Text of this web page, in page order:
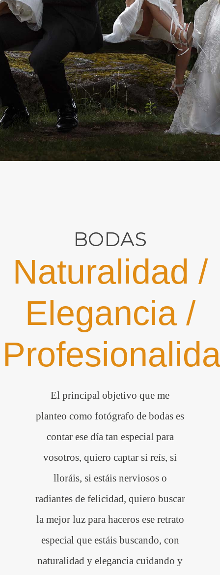
BODAS
Naturalidad /
Elegancia /
El principal objetivo que me
planteo como fotógrafo de bodas es
contar ese día tan especial para
vosotros, quiero captar si reís, si
lloráis, si estáis nerviosos o
radiantes de felicidad, quiero buscar
la mejor luz para haceros ese retrato
especial que estáis buscando, con
naturalidad y elegancia cuidando y